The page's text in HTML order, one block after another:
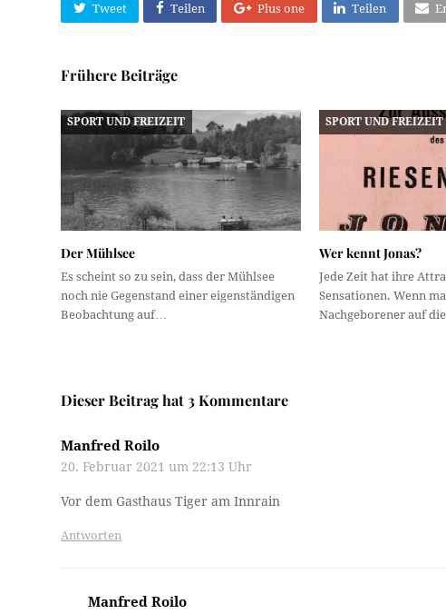
Tweet Teilen Plus one Teilen
Frühere Beiträge
SPORT UND FREIZEIT
Der Mühlsee
Es scheint so zu sein, dass der Mühlsee
noch nie Gegenstand einer eigenständigen
Beobachtung auf…
SPORT UND FREIZEIT
Wer kennt Jonas?
Jede Zeit hat ihre
Sensationen. Wenn
Nachgeborener auf
Dieser Beitrag hat 3 Kommentare
Manfred Roilo
20. Februar 2021 um 22:13 Uhr
Vor dem Gasthaus Tiger am Innrain
Antworten
Manfred Roilo